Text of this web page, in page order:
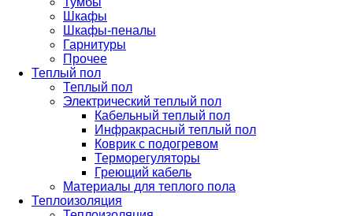
Шкафы
Шкафы-пеналы
Гарнитуры
Прочее
Теплый пол
Теплый пол
Электрический теплый пол
Кабельный теплый пол
Инфракрасный теплый пол
Коврик с подогревом
Терморегуляторы
Греющий кабель
Материалы для теплого пола
Теплоизоляция